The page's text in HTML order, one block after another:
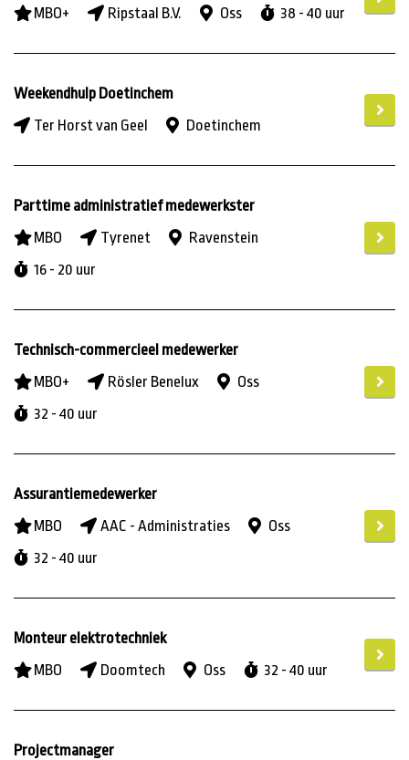
MBO+
Ripstaal B.V. Oss 38 - 40 uur
Weekendhulp Doetinchem
Ter Horst van Geel
Doetinchem
Parttime administratief medewerkster
MBO
Tyrenet
Ravenstein
16 - 20 uur
Technisch-commercieel medewerker
MBO+
Rösler Benelux
Oss
32 - 40 uur
Assurantiemedewerker
MBO
AAC - Administraties
Oss
32 - 40 uur
Monteur elektrotechniek
MBO
Doomtech Oss 32 - 40 uur
Projectmanager